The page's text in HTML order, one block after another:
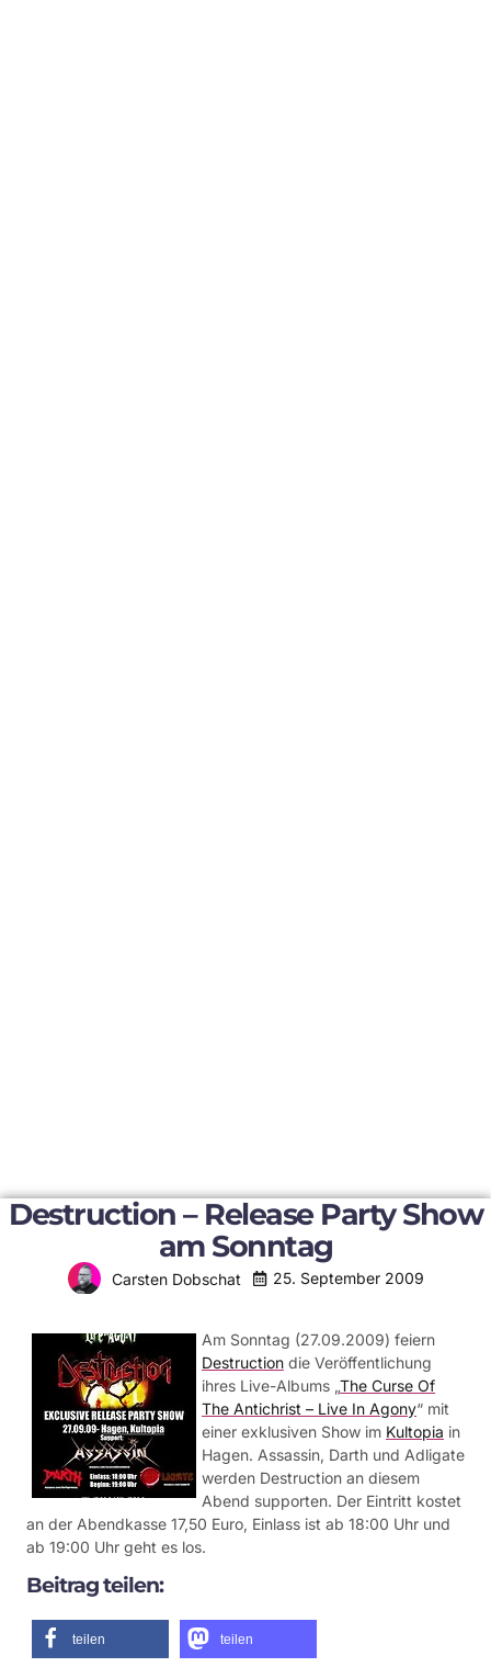
Destruction – Release Party Show
am Sonntag
Carsten Dobschat 25. September 2009
Am Sonntag (27.09.2009) feiern
Destruction die Veröffentlichung
ihres Live-Albums „The Curse Of
The Antichrist – Live In Agony“ mit
einer exklusiven Show im Kultopia in
Hagen. Assassin, Darth und Adligate
werden Destruction an diesem
Abend supporten. Der Eintritt kostet
an der Abendkasse 17,50 Euro, Einlass ist ab 18:00 Uhr und
ab 19:00 Uhr geht es los.
Beitrag teilen:
teilen teilen